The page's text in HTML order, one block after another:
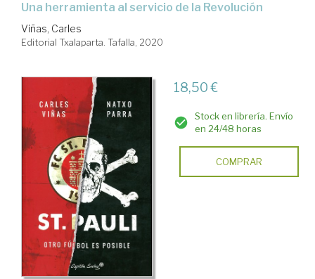
una herramienta al servicio de la Revolución
Viñas, Carles
Editorial Txalaparta. Tafalla, 2020
18,50 €
Stock en librería. Envío
en 24/48 horas
COMPRAR